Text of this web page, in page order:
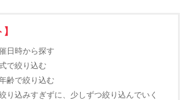
日時から探す
で絞り込む
齢で絞り込む
り込みすぎずに、少しずつ絞り込んでいく